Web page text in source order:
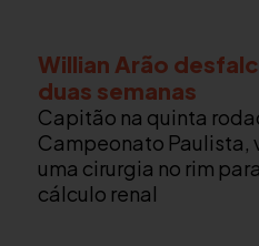
Willian Arão
duas semanas
Capitão na quinta
Campeonato Paulista,
uma cirurgia no rim
cálculo renal